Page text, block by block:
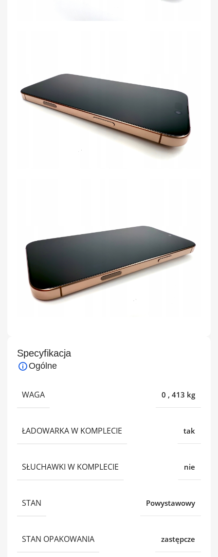
Specyfikacja
Ogólne
WAGA 0 , 413 kg
ŁADOWARKA W KOMPLECIE tak
SŁUCHAWKI W KOMPLECIE nie
STAN Powystawowy
STAN OPAKOWANIA zastępcze